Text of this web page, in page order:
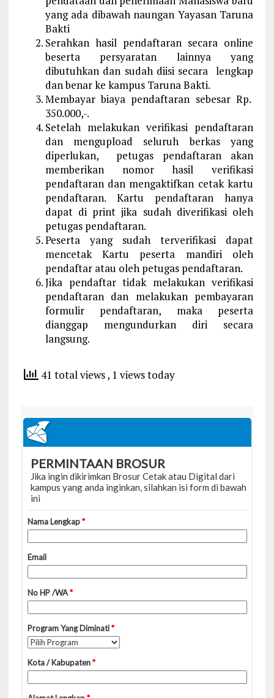
yang ada dibawah naungan Yayasan Taruna
Bakti
Serahkan hasil pendaftaran secara online
beserta persyaratan lainnya yang
dibutuhkan dan sudah diisi secara lengkap
dan benar ke kampus Taruna Bakti.
Membayar biaya pendaftaran sebesar Rp.
350.000,-.
Setelah melakukan verifikasi pendaftaran
dan mengupload seluruh berkas yang
diperlukan, petugas pendaftaran akan
memberikan nomor hasil verifikasi
pendaftaran dan mengaktifkan cetak kartu
pendaftaran. Kartu pendaftaran hanya
dapat di print jika sudah diverifikasi oleh
petugas pendaftaran.
Peserta yang sudah terverifikasi dapat
mencetak Kartu peserta mandiri oleh
pendaftar atau oleh petugas pendaftaran.
Jika pendaftar tidak melakukan verifikasi
pendaftaran dan melakukan pembayaran
formulir pendaftaran, maka peserta
dianggap mengundurkan diri secara
langsung.
41 total views, 1 views today